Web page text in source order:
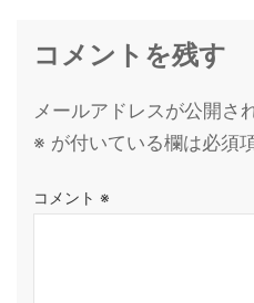
コメントを残す
メールアドレスが公開さ
※ が付いている欄は必須
コメント ※